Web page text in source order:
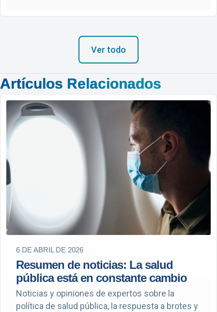
Ver todo
Artículos Relacionados
6 DE ABRIL DE 2026
Resumen de noticias: La salud
pública está en constante cambio
Noticias y opiniones de expertos sobre la
política de salud pública, la respuesta a brotes y